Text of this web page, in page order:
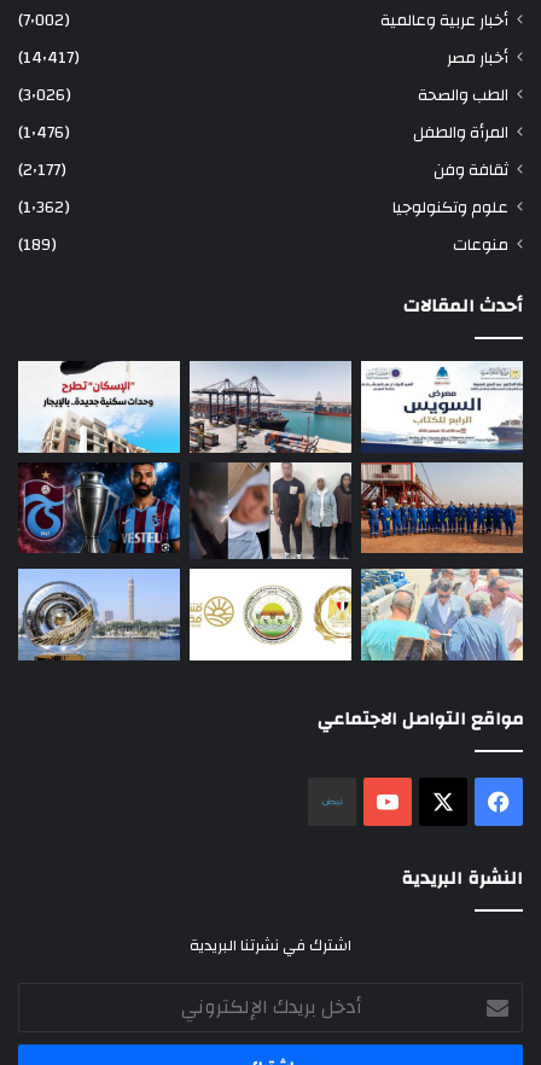
أخبار عربية وعالمية
(7٬002)
أخبار مصر
(14٬417)
الطب والصحة
(3٬026)
المرأة والطفل
(1٬476)
ثقافة وفن
(2٬177)
علوم وتكنولوجيا
(1٬362)
منوعات
(189)
أحدث المقالات
مواقع التواصل الاجتماعي
فيسبوك ‫YouTube
النشرة البريدية
اشترك في نشرتنا البريدية
أدخل
بريدك
الإلكتروني